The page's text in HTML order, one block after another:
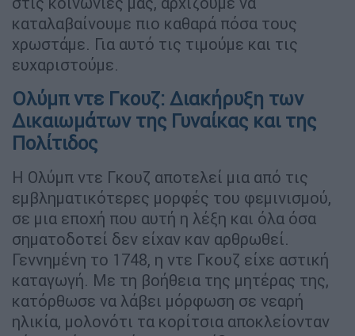
καταλαβαίνουμε πιο καθαρά πόσα τους
χρωστάμε. Για αυτό τις τιμούμε και τις
ευχαριστούμε.
Ολύμπ ντε Γκουζ: Διακήρυξη των
Δικαιωμάτων της Γυναίκας και της
Πολίτιδος
Η Ολύμπ ντε Γκουζ αποτελεί μια από τις
εμβληματικότερες μορφές του φεμινισμού,
σε μια εποχή που αυτή η λέξη και όλα όσα
σηματοδοτεί δεν είχαν καν αρθρωθεί.
Γεννημένη το 1748, η ντε Γκουζ είχε αστική
καταγωγή. Με τη βοήθεια της μητέρας της,
κατόρθωσε να λάβει μόρφωση σε νεαρή
ηλικία, μολονότι τα κορίτσια αποκλείονταν